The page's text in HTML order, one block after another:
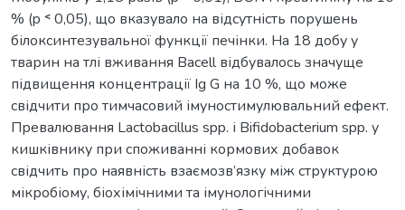
% (p ˂ 0,05), що вказувало на відсутність порушень
білоксинтезувальної функції печінки. На 18 добу у
тварин на тлі вживання Bacell відбувалось значуще
підвищення концентрації Іg G на 10 %, що може
свідчити про тимчасовий імуностимулювальний ефект.
Превалювання Lactobacillus spp. і Bifidobacterium spp. у
кишківнику при споживанні кормових добавок
свідчить про наявність взаємозв’язку між структурою
мікробіому, біохімічними та імунологічними